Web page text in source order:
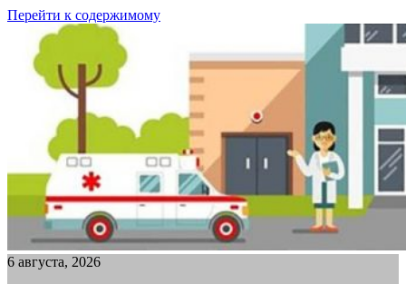
Перейти к содержимому
6 августа, 2026